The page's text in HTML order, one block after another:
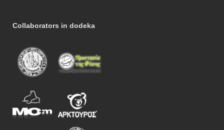
Collaborators in dodeka